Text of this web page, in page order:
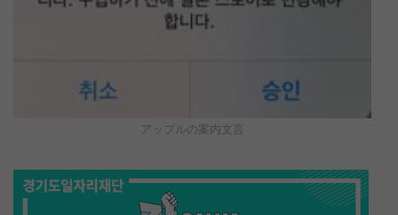
アップルの案内文言